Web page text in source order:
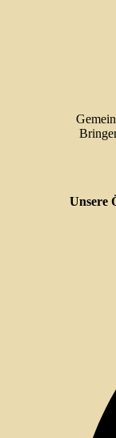
Unsere